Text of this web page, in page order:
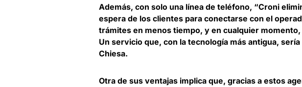
Además, con solo una línea de teléfono, “Croni
espera de los clientes para conectarse con el
trámites en menos tiempo, y en cualquier
Un servicio que, con la tecnología más antigua,
Chiesa.
Otra de sus ventajas implica que, gracias a estos